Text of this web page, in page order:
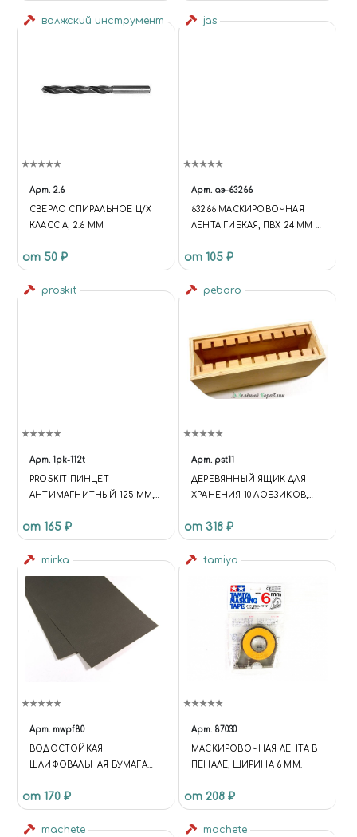
REFILL
волжский инструмент
Арт. 2.6
СВЕРЛО СПИРАЛЬНОЕ Ц/Х
КЛАСС А, 2.6 ММ
от 50 ₽
jas
Арт. аэ-63266
63266 МАСКИРОВОЧНАЯ
ЛЕНТА ГИБКАЯ, ПВХ 24 ММ Х
от 105 ₽
proskit
Арт. 1pk-112t
PROSKIT ПИНЦЕТ
АНТИМАГНИТНЫЙ 125 ММ,
от 165 ₽
pebaro
Арт. pst11
ДЕРЕВЯННЫЙ ЯЩИК ДЛЯ
ХРАНЕНИЯ 10 ЛОБЗИКОВ,
от 318 ₽
mirka
Арт. mwpf80
BОДОСТОЙКАЯ
ШЛИФОВАЛЬНАЯ БУМАГА
от 170 ₽
tamiya
Арт. 87030
МАСКИРОВОЧНАЯ ЛЕНТА В
ПЕНАЛЕ, ШИРИНА 6 ММ.
от 208 ₽
machete machete